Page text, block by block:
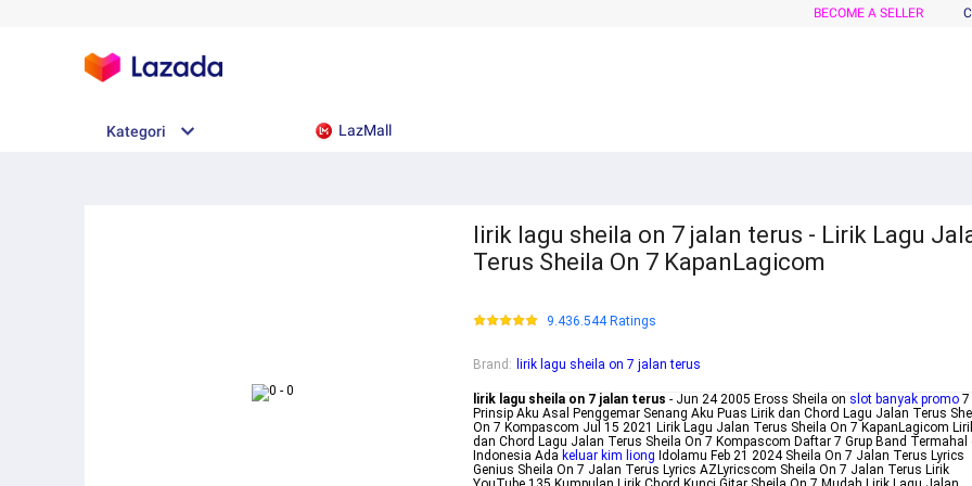
BECOME A SELLER
Kategori LazMall
lirik lagu sheila on 7 jalan terus - Lirik Lagu
Terus Sheila On 7 KapanLagicom
9.436.544 Ratings
Brand : lirik lagu sheila on 7 jalan terus
lirik lagu sheila on 7 jalan terus - Jun 24 2005 Eross Sheila on slot banyak promo 7
Prinsip Aku Asal Penggemar Senang Aku Puas Lirik dan Chord Lagu Jalan Terus
On 7 Kompascom Jul 15 2021 Lirik Lagu Jalan Terus Sheila On 7 KapanLagicom
dan Chord Lagu Jalan Terus Sheila On 7 Kompascom Daftar 7 Grup Band Termahal
Indonesia Ada keluar kim liong Idolamu Feb 21 2024 Sheila On 7 Jalan Terus Lyrics
Genius Sheila On 7 Jalan Terus Lyrics AZLyricscom Sheila On 7 Jalan Terus Lirik